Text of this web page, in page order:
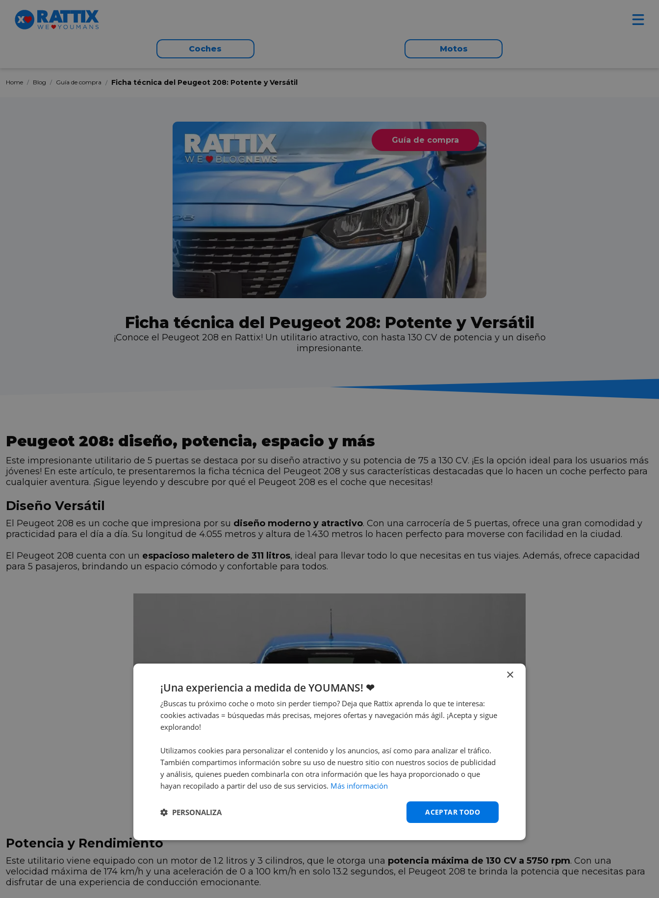
Coches Motos
Home Blog Guía de compra Ficha técnica del Peugeot 208: Potente y Versátil
Guía de compra
Ficha técnica del Peugeot 208: Potente y Versátil
¡Conoce el Peugeot 208 en Rattix! Un utilitario atractivo, con hasta 130 CV de potencia y un diseño
impresionante.
Peugeot 208: diseño, potencia, espacio y más
Este impresionante utilitario de 5 puertas se destaca por su diseño atractivo y su potencia de 75 a 130 CV. ¡Es la opción ideal para los usuarios más
jóvenes! En este artículo, te presentaremos la ficha técnica del Peugeot 208 y sus características destacadas que lo hacen un coche perfecto para
cualquier aventura. ¡Sigue leyendo y descubre por qué el Peugeot 208 es el coche que necesitas!
Diseño Versátil
El Peugeot 208 es un coche que impresiona por su diseño moderno y atractivo. Con una carrocería de 5 puertas, ofrece una gran comodidad y
practicidad para el día a día. Su longitud de 4.055 metros y altura de 1.430 metros lo hacen perfecto para moverse con facilidad en la ciudad.
El Peugeot 208 cuenta con un espacioso maletero de 311 litros, ideal para llevar todo lo que necesitas en tus viajes. Además, ofrece capacidad
para 5 pasajeros, brindando un espacio cómodo y confortable para todos.
Potencia y Rendimiento
Este utilitario viene equipado con un motor de 1.2 litros y 3 cilindros, que le otorga una potencia máxima de 130 CV a 5750 rpm. Con una
velocidad máxima de 174 km/h y una aceleración de 0 a 100 km/h en solo 13.2 segundos, el Peugeot 208 te brinda la potencia que necesitas para
disfrutar de una experiencia de conducción emocionante.
×
¡Una experiencia a medida de YOUMANS! ❤
¿Buscas tu próximo coche o moto sin perder tiempo? Deja que Rattix aprenda lo que te interesa:
cookies activadas = búsquedas más precisas, mejores ofertas y navegación más ágil. ¡Acepta y sigue
explorando!
Utilizamos cookies para personalizar el contenido y los anuncios, así como para analizar el tráfico.
También compartimos información sobre su uso de nuestro sitio con nuestros socios de publicidad
y análisis, quienes pueden combinarla con otra información que les haya proporcionado o que
hayan recopilado a partir del uso de sus servicios. Más información
ACEPTAR TODO
PERSONALIZA